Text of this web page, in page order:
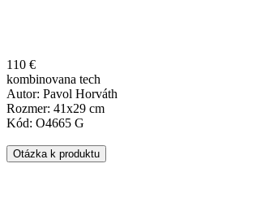
110 €
kombinovana tech
Autor: Pavol Horváth
Rozmer: 41x29 cm
Kód: O4665 G
Otázka k produktu